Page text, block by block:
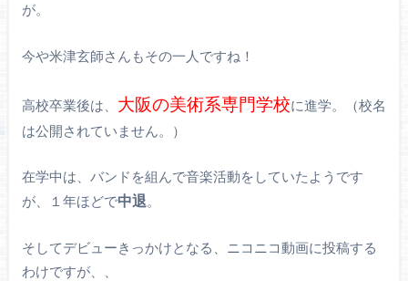
が。
今や米津玄師さんもその一人ですね！
高校卒業後は、 大阪の美術系専門学校に進学。（校名
は公開されていません。）
在学中は、バンドを組んで音楽活動をしていたようです
が、１年ほどで中退。
そしてデビューきっかけとなる、ニコニコ動画に投稿する
わけですが、、